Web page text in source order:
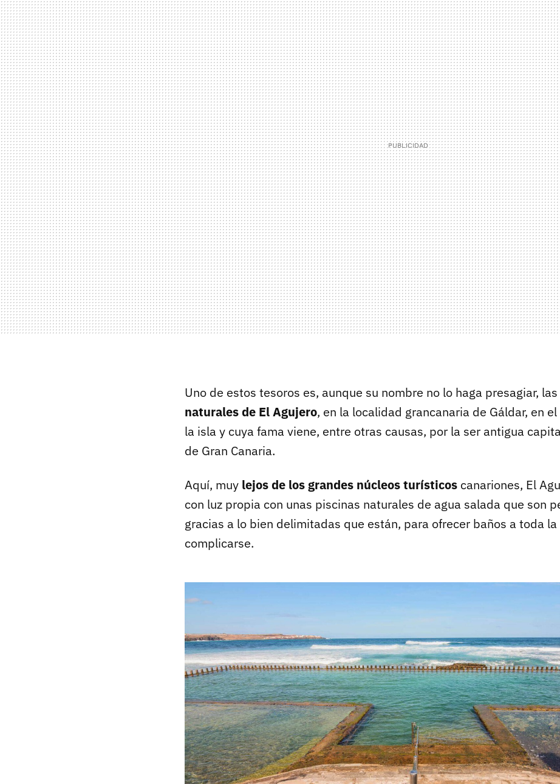
Uno de estos tesoros es, aunque su nombre no lo haga presagiar, las
naturales de El Agujero, en la localidad grancanaria de Gáldar, en
la isla y cuya fama viene, entre otras causas, por la ser antigua
de Gran Canaria.
Aquí, muy lejos de los grandes núcleos turísticos canariones, El
con luz propia con unas piscinas naturales de agua salada que son
gracias a lo bien delimitadas que están, para ofrecer baños a toda
complicarse.